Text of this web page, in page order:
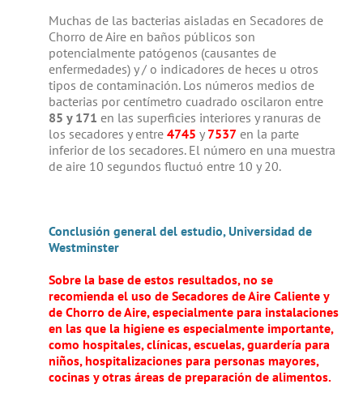
Muchas de las bacterias aisladas en Secadores de
Chorro de Aire en baños públicos son
potencialmente patógenos (causantes de
enfermedades) y / o indicadores de heces u otros
tipos de contaminación. Los números medios de
bacterias por centímetro cuadrado oscilaron entre
85 y 171 en las superficies interiores y ranuras de
los secadores y entre 4745 y 7537 en la parte
inferior de los secadores. El número en una muestra
de aire 10 segundos fluctuó entre 10 y 20.
Conclusión general del estudio, Universidad de
Westminster
Sobre la base de estos resultados, no se
recomienda el uso de Secadores de Aire Caliente y
de Chorro de Aire, especialmente para instalaciones
en las que la higiene es especialmente importante,
como hospitales, clínicas, escuelas, guardería para
niños, hospitalizaciones para personas mayores,
cocinas y otras áreas de preparación de alimentos.